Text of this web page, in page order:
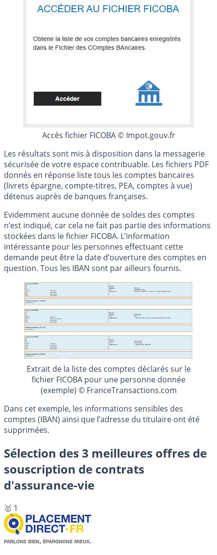
Accès fichier FICOBA © Impot.gouv.fr
Les résultats sont mis à disposition dans la messagerie
sécurisée de votre espace contribuable. Les fichiers PDF
donnés en réponse liste tous les comptes bancaires
(livrets épargne, compte-titres, PEA, comptes à vue)
détenus auprès de banques françaises.
Evidemment aucune donnée de soldes des comptes
n’est indiqué, car cela ne fait pas partie des informations
stockées dans le fichier FICOBA. L’information
intéressante pour les personnes effectuant cette
demande peut être la date d’ouverture des comptes en
question. Tous les IBAN sont par ailleurs fournis.
Extrait de la liste des comptes déclarés sur le
fichier FICOBA pour une personne donnée
(exemple) © FranceTransactions.com
Dans cet exemple, les informations sensibles des
comptes (IBAN) ainsi que l’adresse du titulaire ont été
supprimées.
Sélection des 3 meilleures offres de
souscription de contrats
d'assurance-vie
🥇 1